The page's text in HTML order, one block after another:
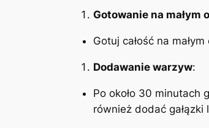
Gotowanie na małym
Gotuj całość na
Dodawanie warzyw:
Po około 30 minutach
również dodać